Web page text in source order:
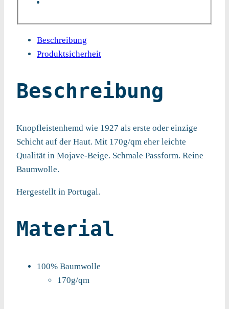
Beschreibung
Produktsicherheit
Beschreibung
Knopfleistenhemd wie 1927 als erste oder einzige
Schicht auf der Haut. Mit 170g/qm eher leichte
Qualität in Mojave-Beige. Schmale Passform. Reine
Baumwolle.
Hergestellt in Portugal.
Material
100% Baumwolle
170g/qm